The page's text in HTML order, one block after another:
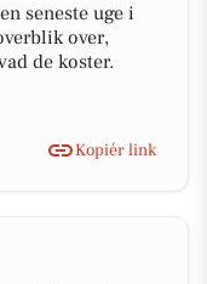
seneste uge i
over,
de koster.
Kopiér link